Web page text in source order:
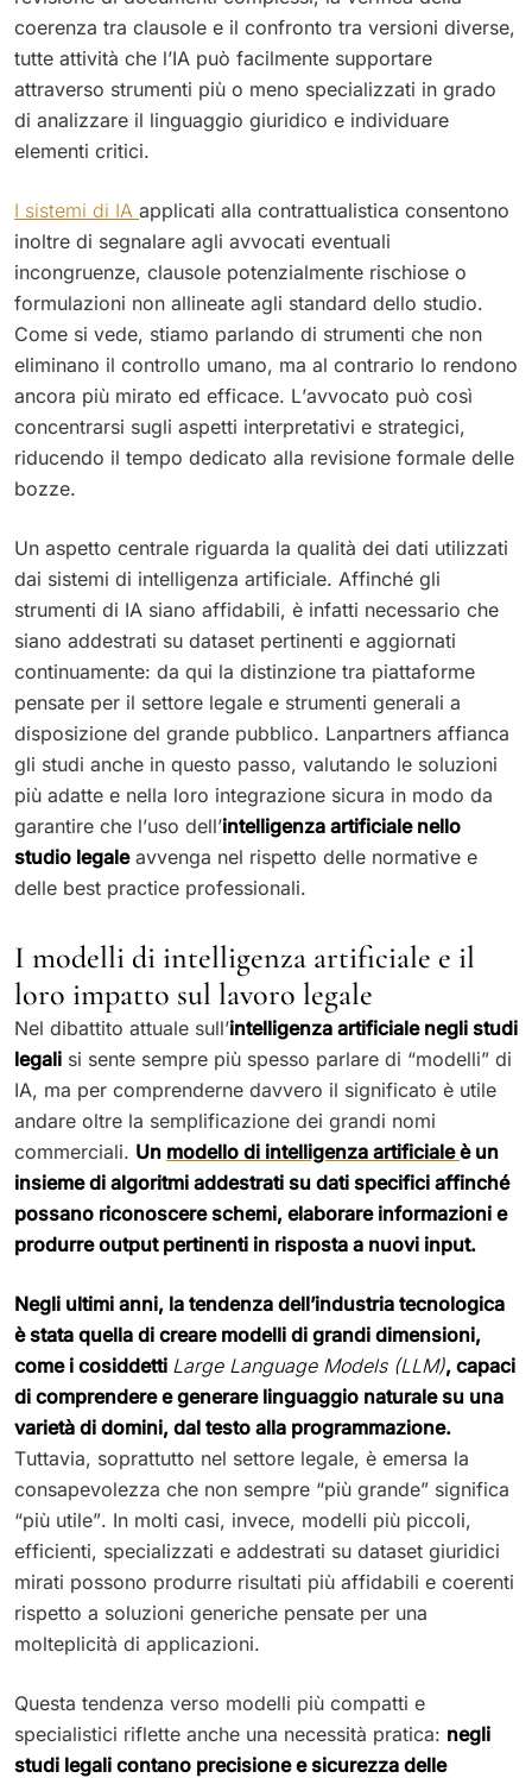
coerenza tra clausole e il confronto tra versioni diverse,
tutte attività che l’IA può facilmente supportare
attraverso strumenti più o meno specializzati in grado
di analizzare il linguaggio giuridico e individuare
elementi critici.
I sistemi di IA applicati alla contrattualistica consentono
inoltre di segnalare agli avvocati eventuali
incongruenze, clausole potenzialmente rischiose o
formulazioni non allineate agli standard dello studio.
Come si vede, stiamo parlando di strumenti che non
eliminano il controllo umano, ma al contrario lo rendono
ancora più mirato ed efficace. L’avvocato può così
concentrarsi sugli aspetti interpretativi e strategici,
riducendo il tempo dedicato alla revisione formale delle
bozze.
Un aspetto centrale riguarda la qualità dei dati utilizzati
dai sistemi di intelligenza artificiale. Affinché gli
strumenti di IA siano affidabili, è infatti necessario che
siano addestrati su dataset pertinenti e aggiornati
continuamente: da qui la distinzione tra piattaforme
pensate per il settore legale e strumenti generali a
disposizione del grande pubblico. Lanpartners affianca
gli studi anche in questo passo, valutando le soluzioni
più adatte e nella loro integrazione sicura in modo da
garantire che l’uso dell’intelligenza artificiale nello
studio legaleavvenga nel rispetto delle normative e
delle best practice professionali.
I modelli di intelligenza artificiale e il
loro impatto sul lavoro legale
Nel dibattito attuale sull’intelligenza artificiale negli studi
legali si sente sempre più spesso parlare di “modelli” di
IA, ma per comprenderne davvero il significato è utile
andare oltre la semplificazione dei grandi nomi
commerciali. Un modello di intelligenza artificialeè un
insieme di algoritmi addestrati su dati specifici affinché
possano riconoscere schemi, elaborare informazioni e
produrre output pertinenti in risposta a nuovi input.
Negli ultimi anni, la tendenza dell’industria tecnologica
è stata quella di creare modelli di grandi dimensioni,
come i cosiddetti Large Language Models (LLM), capaci
di comprendere e generare linguaggio naturale su una
varietà di domini, dal testo alla programmazione.
Tuttavia, soprattutto nel settore legale, è emersa la
consapevolezza che non sempre “più grande” significa
“più utile”. In molti casi, invece, modelli più piccoli,
efficienti, specializzati e addestrati su dataset giuridici
mirati possono produrre risultati più affidabili e coerenti
rispetto a soluzioni generiche pensate per una
molteplicità di applicazioni.
Questa tendenza verso modelli più compatti e
specialistici riflette anche una necessità pratica: negli
studi legali contano precisione e sicurezza delle